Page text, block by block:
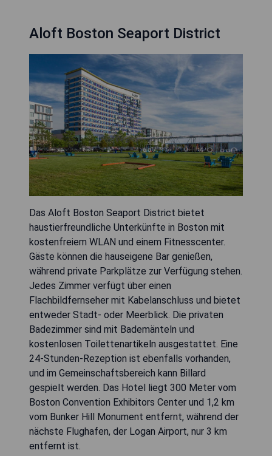
Aloft Boston Seaport District
Das Aloft Boston Seaport District bietet
haustierfreundliche Unterkünfte in Boston mit
kostenfreiem WLAN und einem Fitnesscenter.
Gäste können die hauseigene Bar genießen,
während private Parkplätze zur Verfügung stehen.
Jedes Zimmer verfügt über einen
Flachbildfernseher mit Kabelanschluss und bietet
entweder Stadt- oder Meerblick. Die privaten
Badezimmer sind mit Bademänteln und
kostenlosen Toilettenartikeln ausgestattet. Eine
24-Stunden-Rezeption ist ebenfalls vorhanden,
und im Gemeinschaftsbereich kann Billard
gespielt werden. Das Hotel liegt 300 Meter vom
Boston Convention Exhibitors Center und 1,2 km
vom Bunker Hill Monument entfernt, während der
nächste Flughafen, der Logan Airport, nur 3 km
entfernt ist.